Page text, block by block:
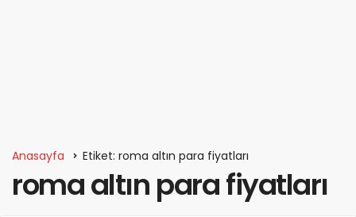
Anasayfa Etiket: roma altın para fiyatları
roma altın para fiyatları